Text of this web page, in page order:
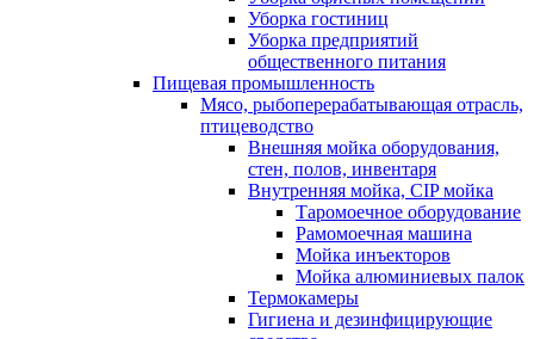
Уборка гостиниц
Уборка предприятий
общественного питания
Пищевая промышленность
Мясо, рыбоперерабатывающая отрасль,
птицеводство
Внешняя мойка оборудования,
стен, полов, инвентаря
Внутренняя мойка, CIP мойка
Таромоечное оборудование
Рамомоечная машина
Мойка инъекторов
Мойка алюминиевых палок
Термокамеры
Гигиена и дезинфицирующие